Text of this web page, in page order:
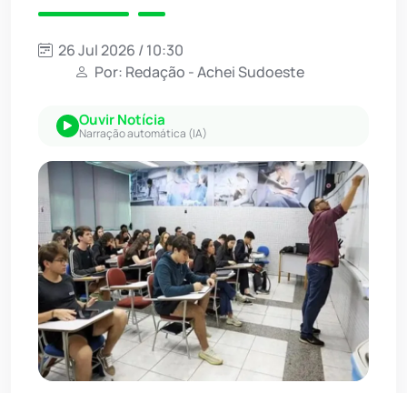
26 Jul 2026 / 10:30
Por: Redação - Achei Sudoeste
Ouvir Notícia
Narração automática (IA)